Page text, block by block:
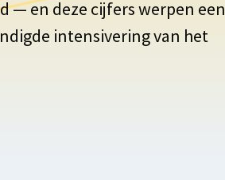
— en deze cijfers werpen een
intensivering van het